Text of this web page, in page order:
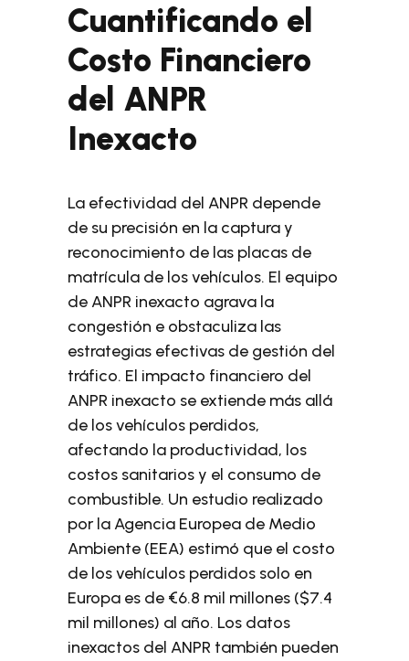
Cuantificando el
Costo Financiero
del ANPR
Inexacto
La efectividad del ANPR depende
de su precisión en la captura y
reconocimiento de las placas de
matrícula de los vehículos. El equipo
de ANPR inexacto agrava la
congestión e obstaculiza las
estrategias efectivas de gestión del
tráfico. El impacto financiero del
ANPR inexacto se extiende más allá
de los vehículos perdidos,
afectando la productividad, los
costos sanitarios y el consumo de
combustible. Un estudio realizado
por la Agencia Europea de Medio
Ambiente (EEA) estimó que el costo
de los vehículos perdidos solo en
Europa es de €6.8 mil millones ($7.4
mil millones) al año. Los datos
inexactos del ANPR también pueden